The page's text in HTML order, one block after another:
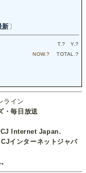
新〕
T.? Y.?
NOW.? TOTAL.?
ライン
・毎日放送
Internet Japan.
インターネットジャパ